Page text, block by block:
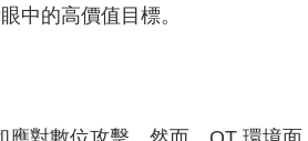
中的高價值目標。